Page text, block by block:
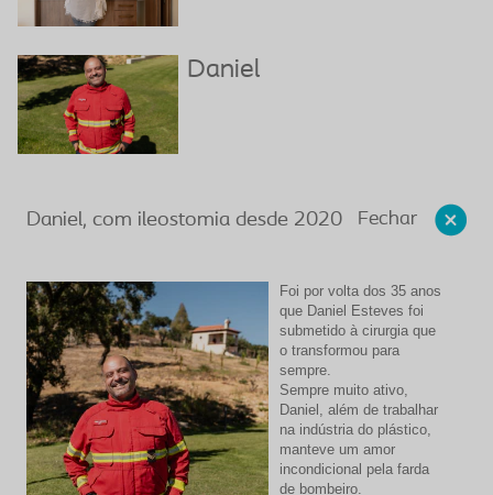
Daniel
Fechar
Daniel, com ileostomia desde 2020
Foi por volta dos 35 anos
que Daniel Esteves foi
submetido à cirurgia que
o transformou para
sempre.
Sempre muito ativo,
Daniel, além de trabalhar
na indústria do plástico,
manteve um amor
incondicional pela farda
de bombeiro.